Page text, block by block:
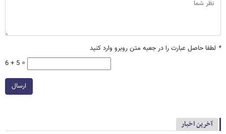
* لطفا حاصل عبارت را در جعبه متن روبرو وارد کنید
6 + 5 =
ارسال
آخرین اخبار